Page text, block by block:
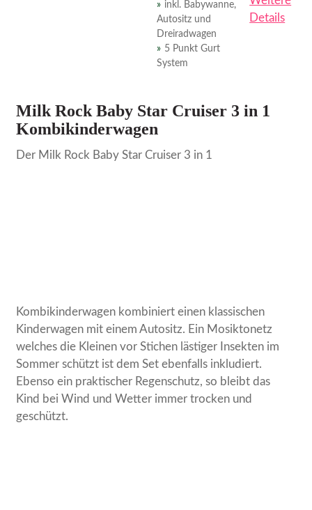
inkl. Babywanne,
Autositz und
Dreiradwagen
5 Punkt Gurt
System
Details
Milk Rock Baby Star Cruiser 3 in 1
Kombikinderwagen
Der Milk Rock Baby Star Cruiser 3 in 1
Kombikinderwagen kombiniert einen klassischen
Kinderwagen mit einem Autositz. Ein Mosiktonetz
welches die Kleinen vor Stichen lästiger Insekten im
Sommer schützt ist dem Set ebenfalls inkludiert.
Ebenso ein praktischer Regenschutz, so bleibt das
Kind bei Wind und Wetter immer trocken und
geschützt.